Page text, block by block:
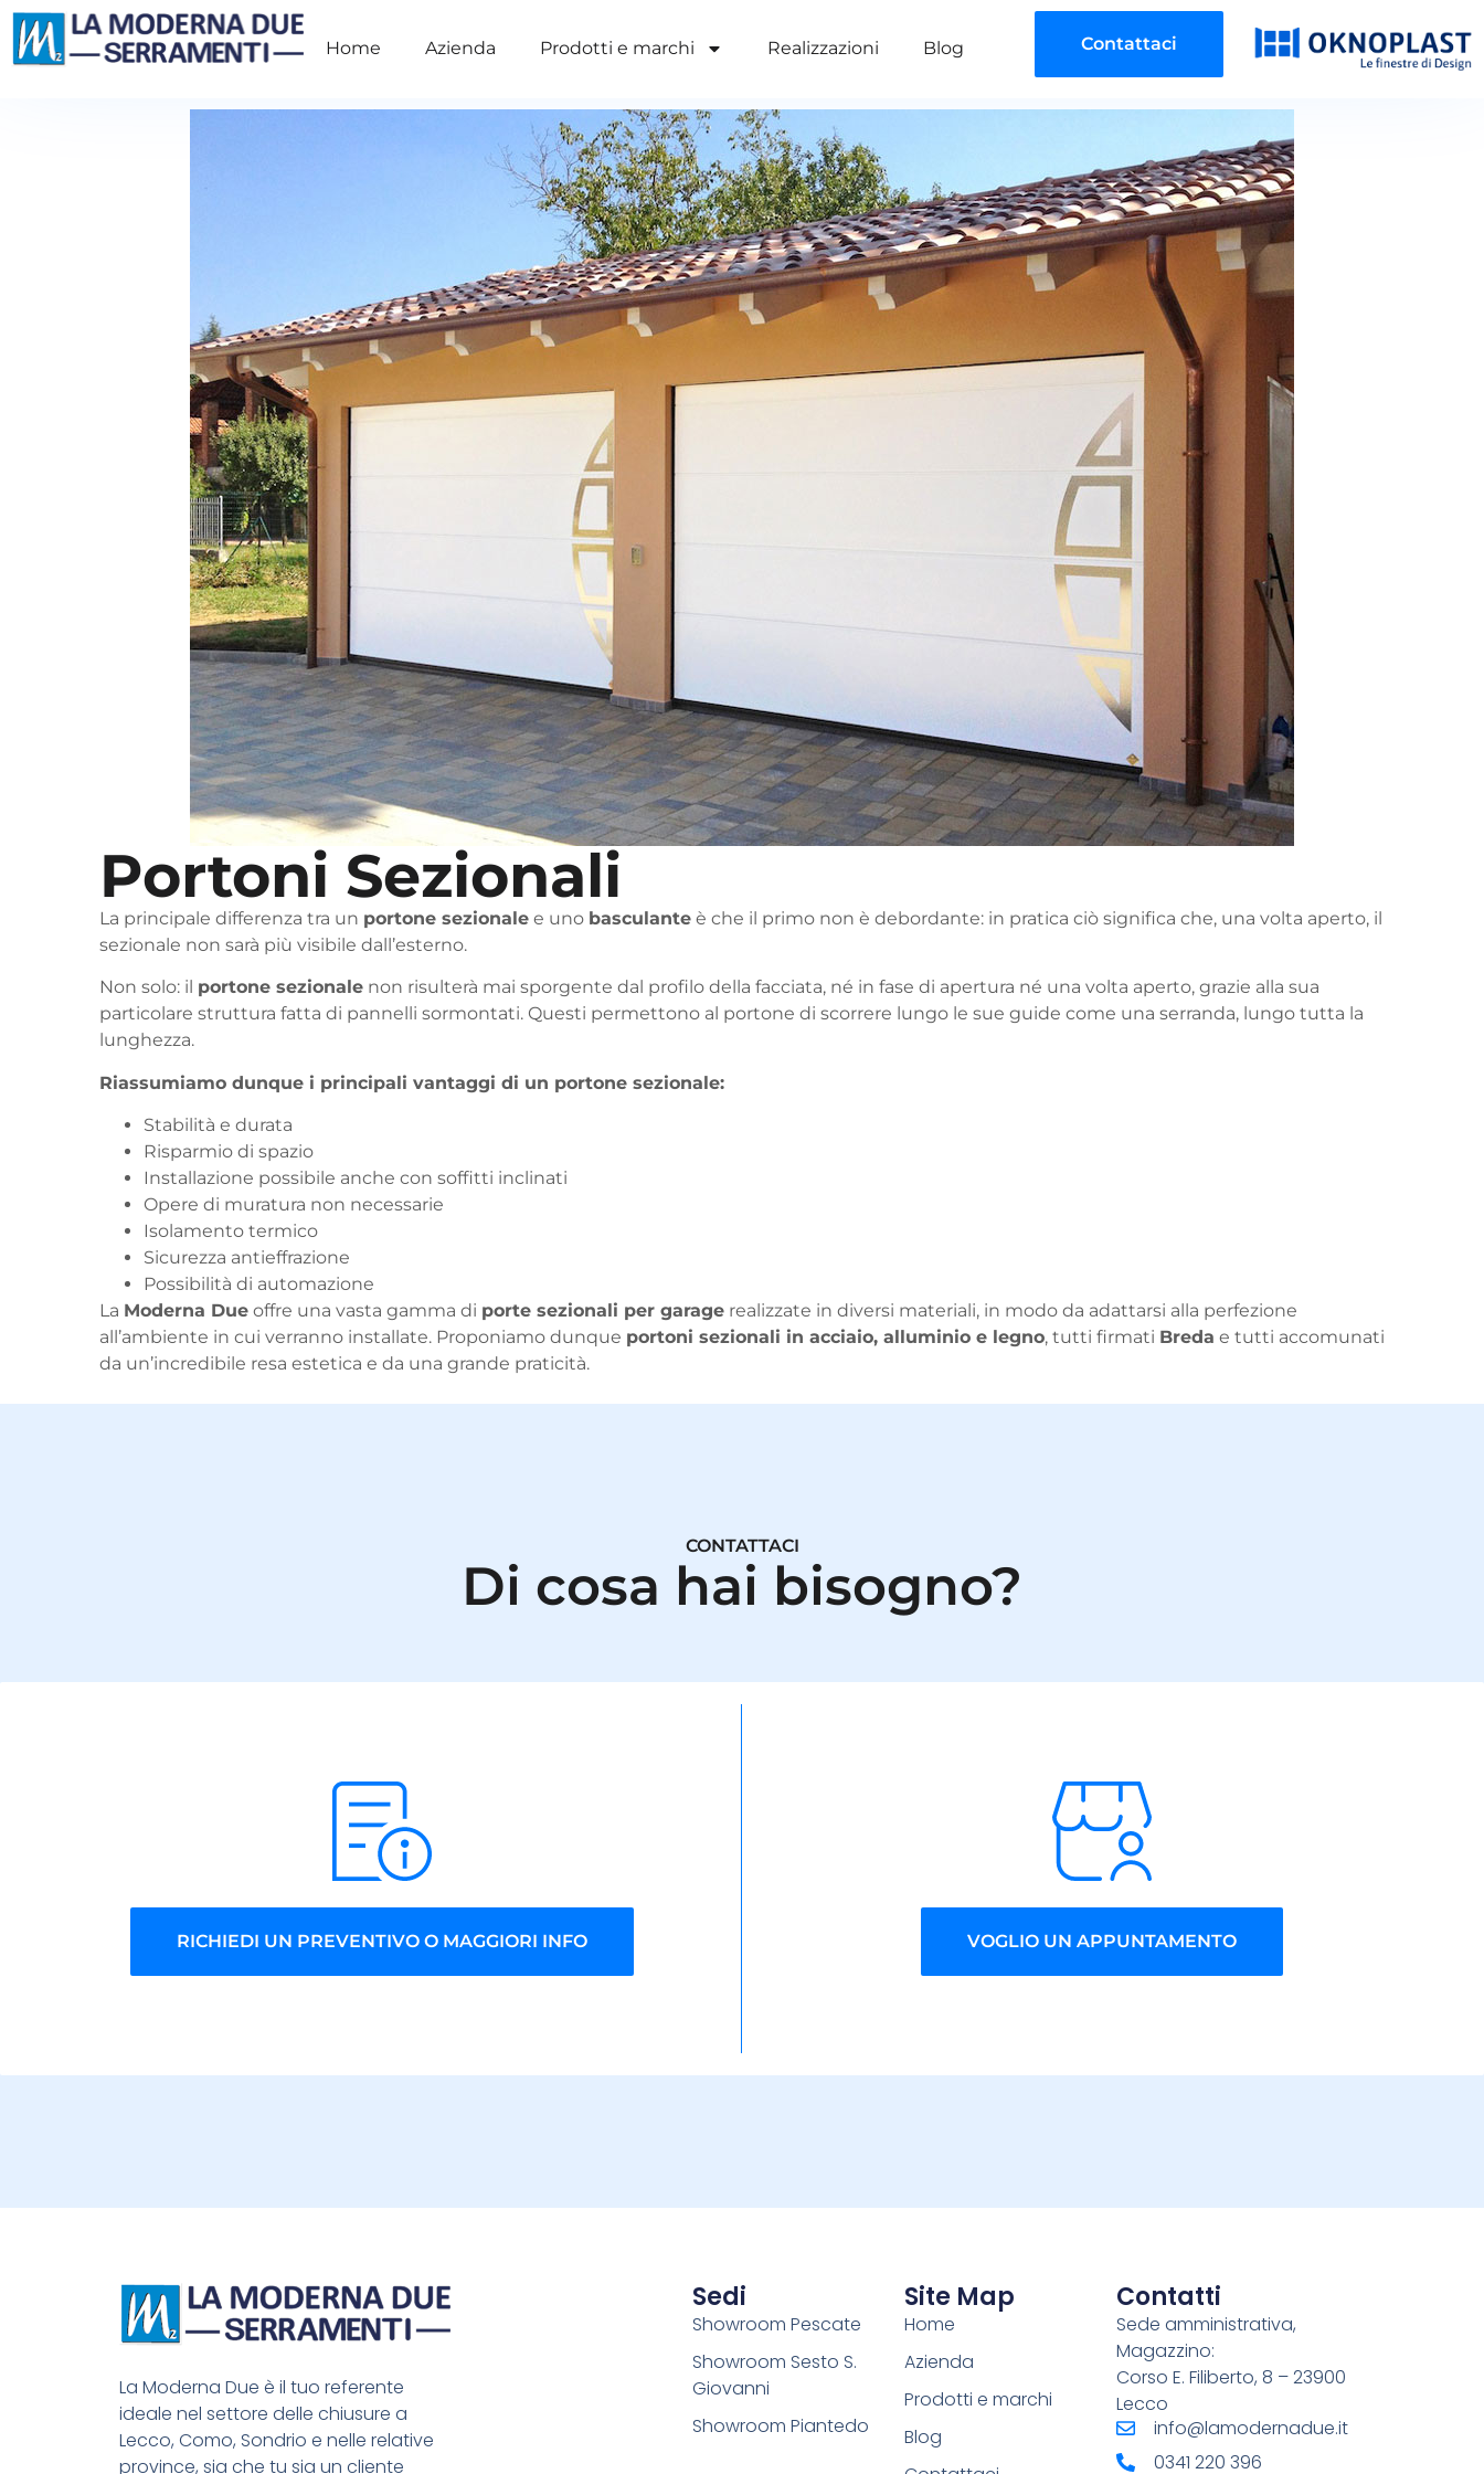
Home Azienda Prodotti e marchi Realizzazioni Blog Contattaci
Portoni Sezionali
La principale differenza tra un portone sezionale e uno basculante è che il primo non è debordante: in pratica ciò significa che, una volta aperto, il
sezionale non sarà più visibile dall’esterno.
Non solo: il portone sezionale non risulterà mai sporgente dal profilo della facciata, né in fase di apertura né una volta aperto, grazie alla sua
particolare struttura fatta di pannelli sormontati. Questi permettono al portone di scorrere lungo le sue guide come una serranda, lungo tutta la
lunghezza.
Riassumiamo dunque i principali vantaggi di un portone sezionale:
Stabilità e durata
Risparmio di spazio
Installazione possibile anche con soffitti inclinati
Opere di muratura non necessarie
Isolamento termico
Sicurezza antieffrazione
Possibilità di automazione
La Moderna Due offre una vasta gamma di porte sezionali per garage realizzate in diversi materiali, in modo da adattarsi alla perfezione
all’ambiente in cui verranno installate. Proponiamo dunque portoni sezionali in acciaio, alluminio e legno, tutti firmati Breda e tutti accomunati
da un’incredibile resa estetica e da una grande praticità.
CONTATTACI
Di cosa hai bisogno?
RICHIEDI UN PREVENTIVO O MAGGIORI INFO VOGLIO UN APPUNTAMENTO
La Moderna Due è il tuo referente
ideale nel settore delle chiusure a
Lecco, Como, Sondrio e nelle relative
province, sia che tu sia un cliente
Sedi
Showroom Pescate
Showroom Sesto S.
Giovanni
Showroom Piantedo
Site Map
Home
Azienda
Prodotti e marchi
Blog
Contatti
Sede amministrativa,
Magazzino:
Corso E. Filiberto, 8 – 23900
Lecco
info@lamodernadue.it
0341 220 396